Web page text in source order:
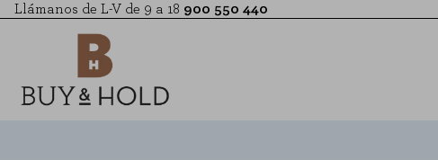
Llámanos de L-V de 9 a 18 900 550 440